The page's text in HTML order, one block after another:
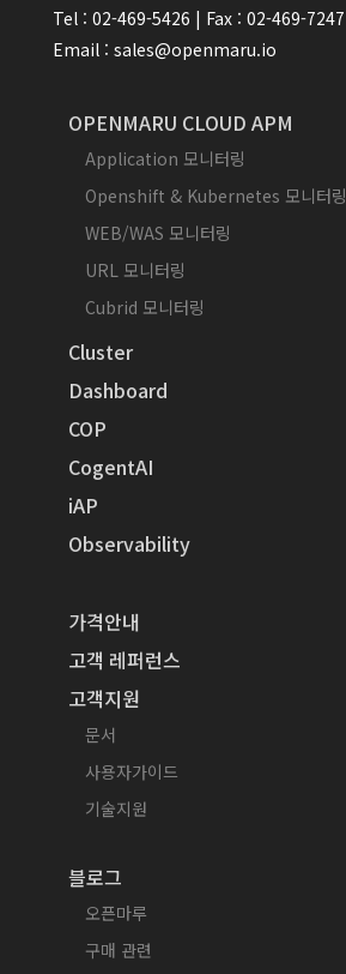
Tel : 02-469-5426 | Fax : 02-469-7247
Email : sales@openmaru.io
OPENMARU CLOUD APM
Application 모니터링
Openshift & Kubernetes 모니터링
WEB/WAS 모니터링
URL 모니터링
Cubrid 모니터링
Cluster
Dashboard
COP
CogentAI
iAP
Observability
가격안내
고객 레퍼런스
고객지원
문서
사용자가이드
기술지원
블로그
오픈마루
구매 관련